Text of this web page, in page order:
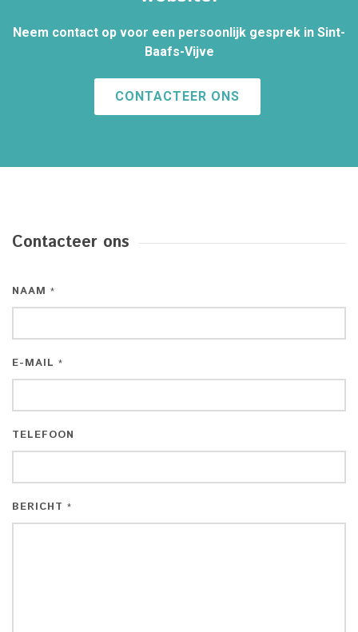
Neem contact op voor een persoonlijk gesprek in Sint-
Baafs-Vijve
CONTACTEER ONS
Contacteer ons
NAAM *
E-MAIL *
TELEFOON
BERICHT *